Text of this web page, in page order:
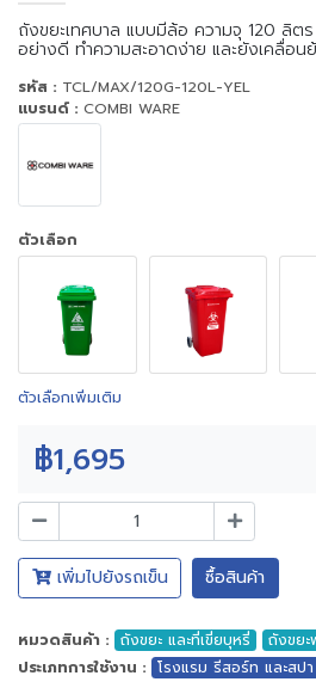
ถังขยะเทศบาล แบบมีล้อ ความจุ 120 ลิต
อย่างดี ทำความสะอาดง่าย และยังเคลื่อน
รหัส : TCL/MAX/120G-120L-YEL
แบรนด์ : COMBI WARE
ตัวเลือก
ตัวเลือกเพิ่มเติม
฿1,695
เพิ่มไปยังรถเข็น ซื้อสินค้า
หมวดสินค้า : ถังขยะ และที่เขี่ยบุหรี่
ถังขย
ประเภทการใช้งาน : โรงแรม รีสอร์ท และสปา